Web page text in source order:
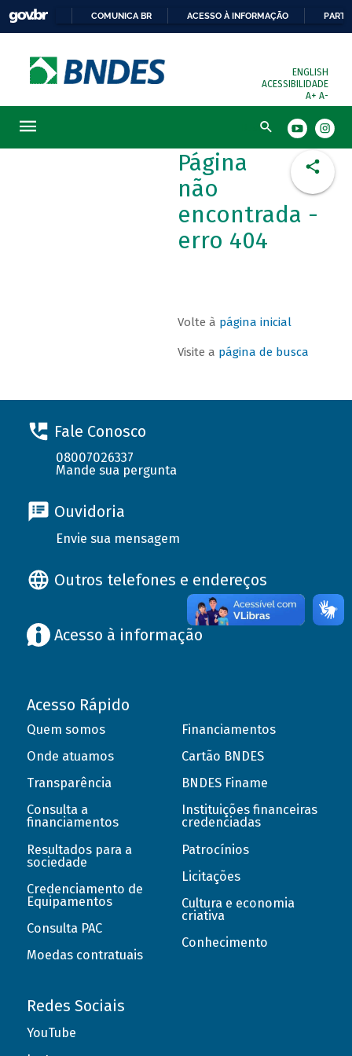
COMUNICA BR ACESSO À INFORMAÇÃO
ENGLISH
ACESSIBILIDADE
A+ A-
Busca
Página
não
encontrada -
erro 404
Volte à página inicial
Visite a página de busca
Fale Conosco
08007026337
Mande sua pergunta
Ouvidoria
Envie sua mensagem
Outros telefones e endereços
Acesso à informação
Acesso Rápido
Quem somos
Onde atuamos
Transparência
Consulta a
financiamentos
Resultados para a
sociedade
Credenciamento de
Equipamentos
Consulta PAC
Moedas contratuais
Financiamentos
Cartão BNDES
BNDES Finame
Instituições financeiras
credenciadas
Patrocínios
Licitações
Cultura e economia
criativa
Conhecimento
Redes Sociais
YouTube